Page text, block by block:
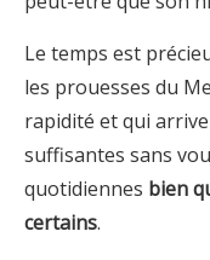
Le temps est
les prouesses du
rapidité et qui
suffisantes sans
quotidiennes bien
certains.